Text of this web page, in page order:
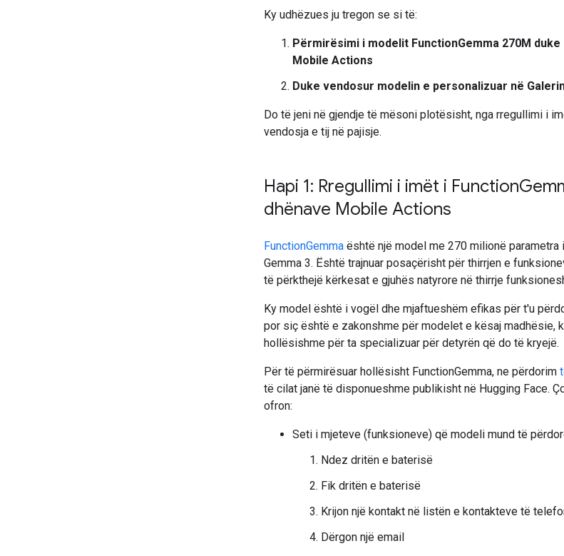
Ky udhëzues ju tregon se si të:
Përmirësimi i modelit FunctionGemma 270M
Mobile Actions
Duke vendosur modelin e personalizuar në
Do të jeni në gjendje të mësoni plotësisht, nga rregullimi i
vendosja e tij në pajisje.
Hapi 1: Rregullimi i imët i Function
dhënave Mobile Actions
FunctionGemma është një model me 270 milionë parametra
Gemma 3. Është trajnuar posaçërisht për thirrjen e
të përkthejë kërkesat e gjuhës natyrore në thirrje
Ky model është i vogël dhe mjaftueshëm efikas për t'u
por siç është e zakonshme për modelet e kësaj madhësie,
hollësishme për ta specializuar për detyrën që do të kryejë.
Për të përmirësuar hollësisht FunctionGemma, ne përdorim
të cilat janë të disponueshme publikisht në Hugging Face.
ofron:
Seti i mjeteve (funksioneve) që modeli mund të
Ndez dritën e baterisë
Fik dritën e baterisë
Krijon një kontakt në listën e kontakteve të
Dërgon një email